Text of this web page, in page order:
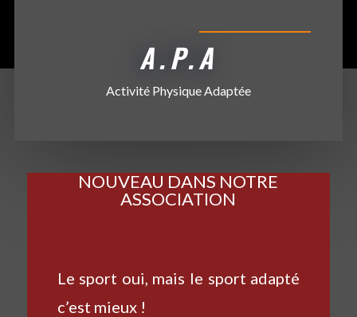
A.P.A
Activité Physique Adaptée
NOUVEAU DANS NOTRE
ASSOCIATION
Le sport oui, mais le sport adapté
c’est mieux !